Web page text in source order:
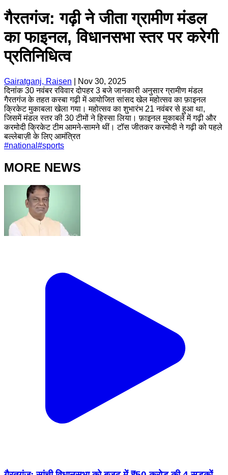
गैरतगंज: गढ़ी ने जीता ग्रामीण मंडल
का फाइनल, विधानसभा स्तर पर करेगी
प्रतिनिधित्व
Gairatganj, Raisen
Nov 30, 2025
दिनांक 30 नवंबर रविवार दोपहर 3 बजे जानकारी अनुसार ग्रामीण मंडल
गैरतगंज के तहत कस्बा गढ़ी में आयोजित सांसद खेल महोत्सव का फ़ाइनल
क्रिकेट मुकाबला खेला गया। महोत्सव का शुभारंभ 21 नवंबर से हुआ था,
जिसमें मंडल स्तर की 30 टीमों ने हिस्सा लिया। फ़ाइनल मुकाबले में गढ़ी और
करमोदी क्रिकेट टीम आमने-सामने थीं। टॉस जीतकर करमोदी ने गढ़ी को पहले
बल्लेबाज़ी के लिए आमंत्रित
#national #sports
MORE NEWS